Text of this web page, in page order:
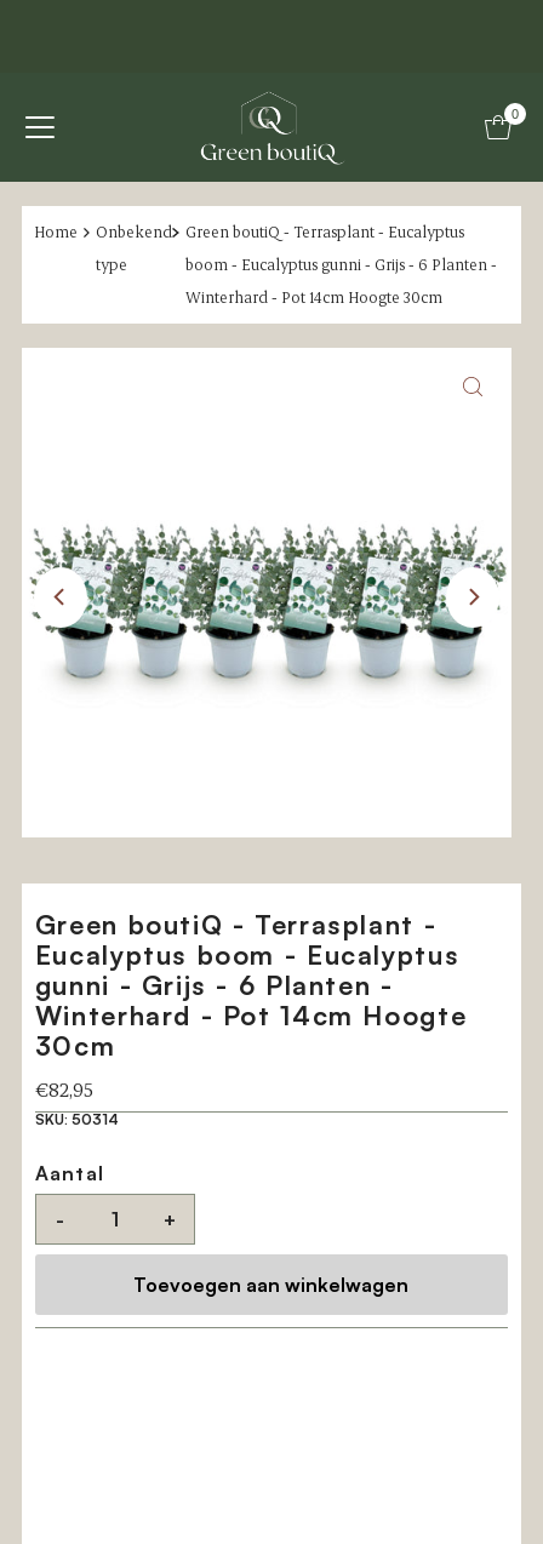
0
Home
Onbekend
type
Green boutiQ - Terrasplant - Eucalyptus
boom - Eucalyptus gunni - Grijs - 6 Planten -
Winterhard - Pot 14cm Hoogte 30cm
Green boutiQ - Terrasplant -
Eucalyptus boom - Eucalyptus
gunni - Grijs - 6 Planten -
Winterhard - Pot 14cm Hoogte
30cm
Reguliere
prijs
€82,95
SKU: 50314
Aantal
-
+